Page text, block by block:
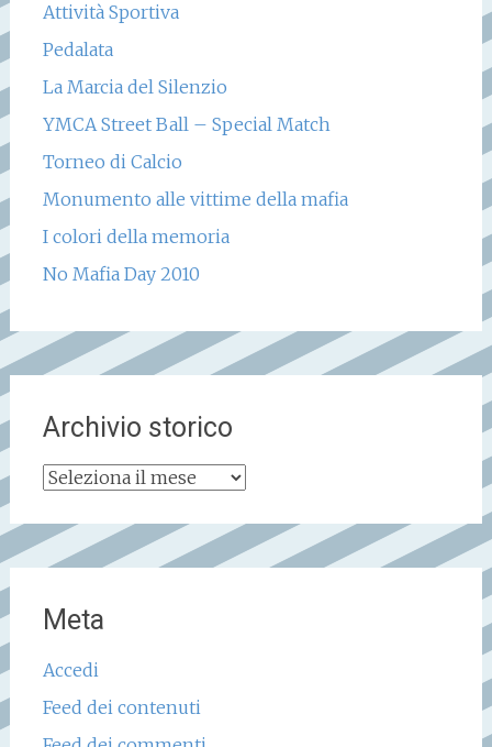
Attività Sportiva
Pedalata
La Marcia del Silenzio
YMCA Street Ball – Special Match
Torneo di Calcio
Monumento alle vittime della mafia
I colori della memoria
No Mafia Day 2010
Archivio storico
Archivio
Meta
Accedi
Feed dei contenuti